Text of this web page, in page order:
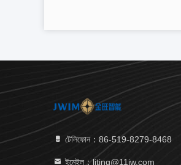
টেলিফোন：86-519-8279-8468
ইমেইল：liting@11jw.com